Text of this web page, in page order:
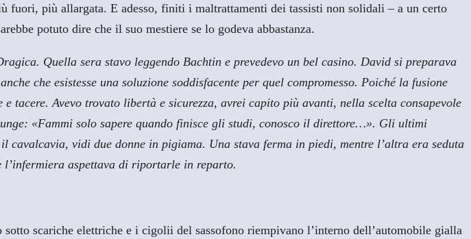
fuori, più allargata. E adesso, finiti i maltrattamenti dei tassisti non solidali – a un certo
potuto dire che il suo mestiere se lo godeva abbastanza.
Quella sera stavo leggendo Bachtin e prevedevo un bel casino. David si preparava
che esistesse una soluzione soddisfacente per quel compromesso. Poiché la fusione
tacere. Avevo trovato libertà e sicurezza, avrei capito più avanti, nella scelta consapevole
«Fammi solo sapere quando finisce gli studi, conosco il direttore…». Gli ultimi
vidi due donne in pigiama. Una stava ferma in piedi, mentre l’altra era seduta
l’infermiera aspettava di riportarle in reparto.
scariche elettriche e i cigolii del sassofono riempivano l’interno dell’automobile gialla